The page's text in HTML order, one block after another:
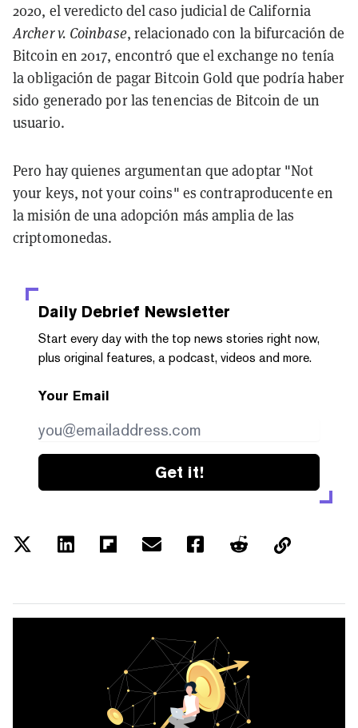
2020, el veredicto del caso judicial de California
Archer v. Coinbase, relacionado con la bifurcación de
Bitcoin en 2017, encontró que el exchange no tenía
la obligación de pagar Bitcoin Gold que podría haber
sido generado por las tenencias de Bitcoin de un
usuario.
Pero hay quienes argumentan que adoptar "Not
your keys, not your coins" es contraproducente en
la misión de una adopción más amplia de las
criptomonedas.
Daily Debrief Newsletter
Start every day with the top news stories right now,
plus original features, a podcast, videos and more.
Your Email
Get it!